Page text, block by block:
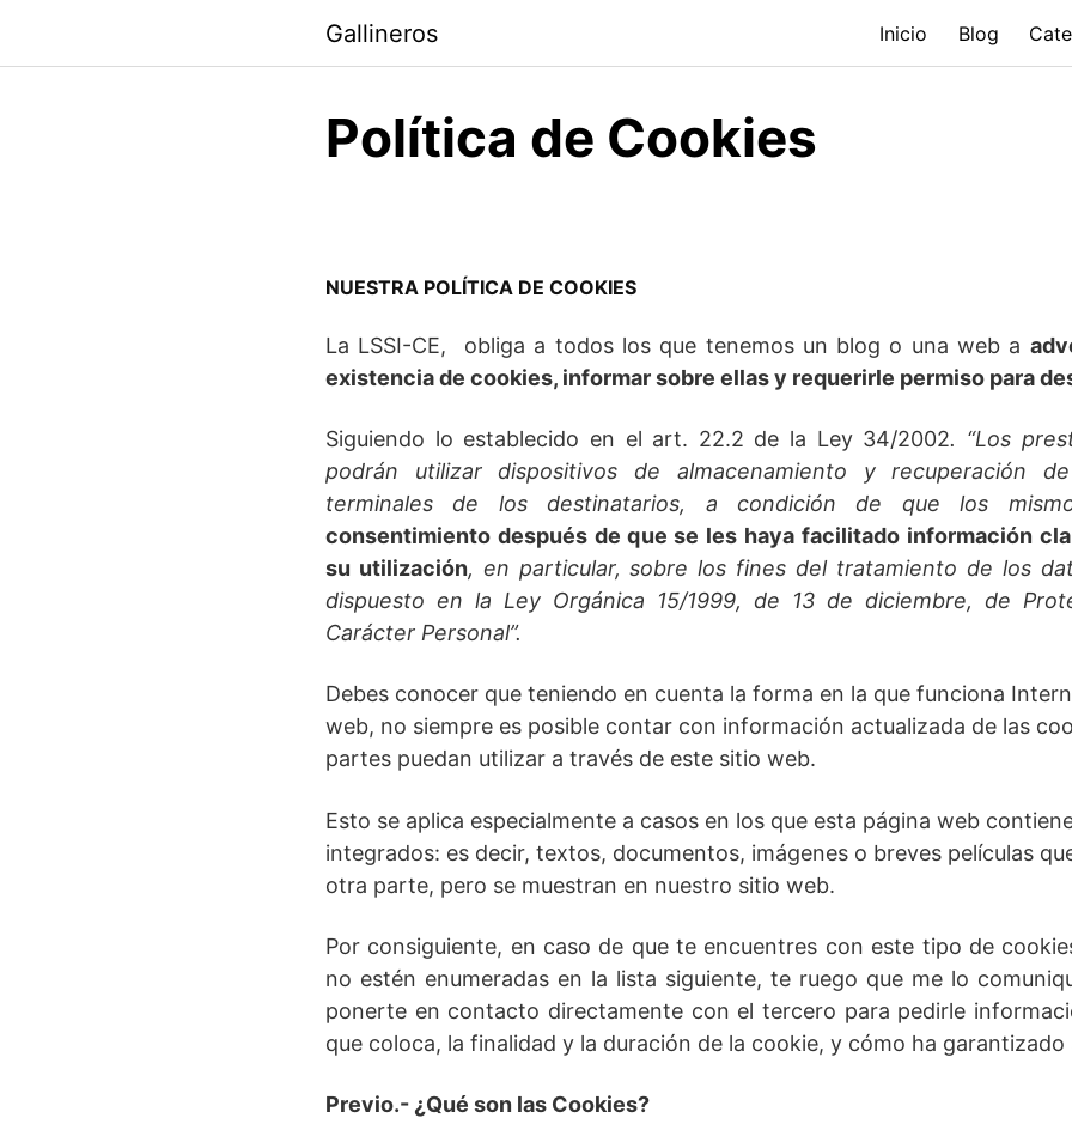
content
Gallineros Inicio Blog
Política de Cookies
NUESTRA POLÍTICA DE COOKIES
La LSSI-CE, obliga a todos los que tenemos un blog o una web a
existencia de cookies, informar sobre ellas y requerirle permiso para
Siguiendo lo establecido en el art. 22.2 de la Ley 34/2002. “Los
podrán utilizar dispositivos de almacenamiento y recuperación
terminales de los destinatarios, a condición de que los
consentimiento después de que se les haya facilitado información
su utilización, en particular, sobre los fines del tratamiento de los
dispuesto en la Ley Orgánica 15/1999, de 13 de diciembre, de
Carácter Personal”.
Debes conocer que teniendo en cuenta la forma en la que funciona
web, no siempre es posible contar con información actualizada de las
partes puedan utilizar a través de este sitio web.
Esto se aplica especialmente a casos en los que esta página web
integrados: es decir, textos, documentos, imágenes o breves películas
otra parte, pero se muestran en nuestro sitio web.
Por consiguiente, en caso de que te encuentres con este tipo de
no estén enumeradas en la lista siguiente, te ruego que me lo
ponerte en contacto directamente con el tercero para pedirle
que coloca, la finalidad y la duración de la cookie, y cómo ha garantizado
Previo.- ¿Qué son las Cookies?